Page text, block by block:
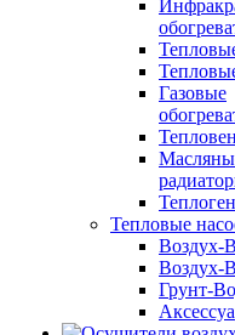
Газовые
Тепловые
Воздух-
Воздух-
Грунт-